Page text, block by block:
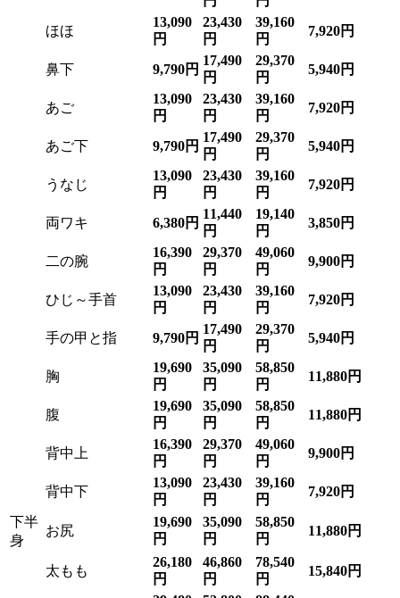
ほほ
13,090
円
23,430
円
39,160
円
7,920円
鼻下 9,790円
17,490
円
29,370
円
5,940円
あご
13,090
円
23,430
円
39,160
円
7,920円
あご下 9,790円
17,490
円
29,370
円
5,940円
うなじ
13,090
円
23,430
円
39,160
円
7,920円
両ワキ 6,380円
11,440
円
19,140
円
3,850円
二の腕
16,390
円
29,370
円
49,060
円
9,900円
ひじ～手首
13,090
円
23,430
円
39,160
円
7,920円
手の甲と指 9,790円
17,490
円
29,370
円
5,940円
胸
19,690
円
35,090
円
58,850
円
11,880円
腹
19,690
円
35,090
円
58,850
円
11,880円
背中上
16,390
円
29,370
円
49,060
円
9,900円
背中下
13,090
円
23,430
円
39,160
円
7,920円
下半
身
お尻
19,690
円
35,090
円
58,850
円
11,880円
太もも
26,180
円
46,860
円
78,540
円
15,840円